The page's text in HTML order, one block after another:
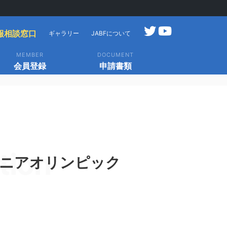
相談窓口 ギャラリー JABFについて
MEMBER
会員登録
DOCUMENT
申請書類
アオリンピック